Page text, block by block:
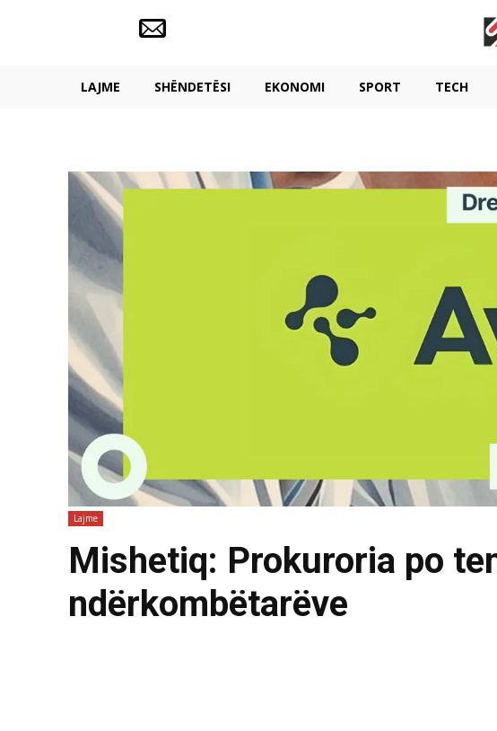
LAJME SHËNDETËSI EKONOMI SPORT TECH
Lajme
Mishetiq: Prokuroria po
ndërkombëtarëve